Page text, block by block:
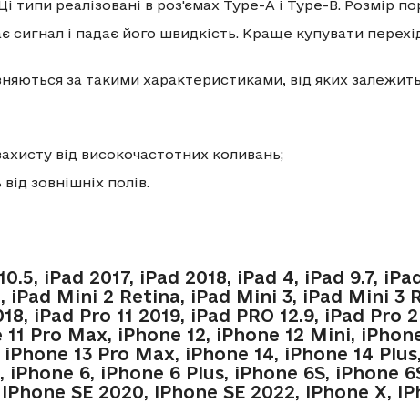
типи реалізовані в роз'ємах Type-A і Type-B. Розмір
і падає його швидкість. Краще купувати
за такими характеристиками, від яких
від високочастотних коливань;
зовнішніх полів.
iPad 2017, iPad 2018, iPad 4, iPad 9.7,
iPad Mini 2 Retina, iPad Mini 3, iPad Mini 3
iPad Pro 11 2019, iPad PRO 12.9, iPad Pro
11 Pro Max, iPhone 12, iPhone 12 Mini,
13 Pro Max, iPhone 14, iPhone 14
6, iPhone 6 Plus, iPhone 6S, iPhone
SE 2020, iPhone SE 2022, iPhone X,